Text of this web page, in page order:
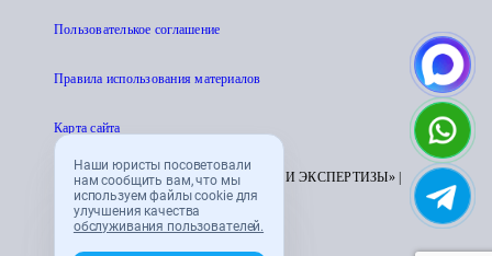
Наши юристы посоветовали
нам сообщить вам, что мы
используем файлы cookie для
улучшения качества
обслуживания пользователей.
Пользователькое соглашение
Правила использования материалов
Карта сайта
© 1995 - 2026 «ЦЕНТР АТТЕСТАЦИИ И ЭКСПЕРТИЗЫ» |
CENTRATTEK.RU